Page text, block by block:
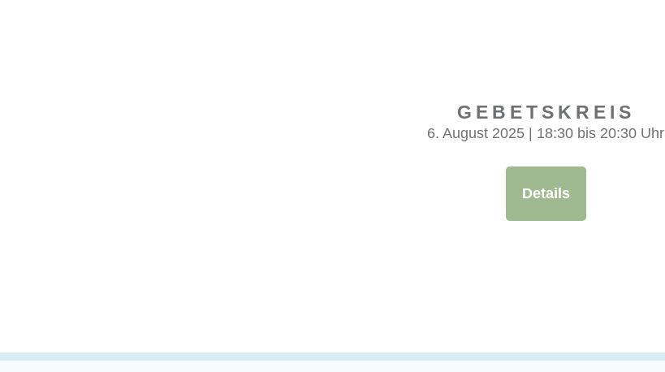
GEBETS­KREIS
6. August 2025 | 18:30 bis 20:30 Uhr
Details